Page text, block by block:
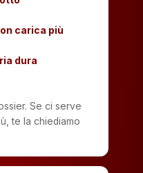
carica più
dura
Se ci serve
te la chiediamo